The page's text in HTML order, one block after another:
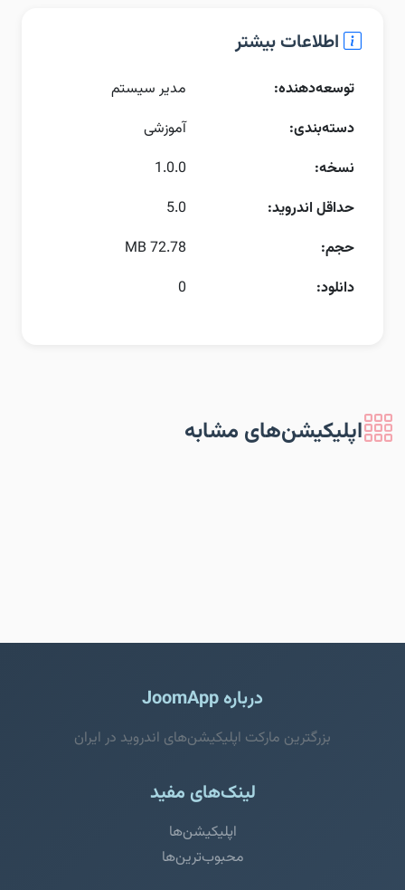
اطلاعات بیشتر
توسعه‌دهنده:
مدیر سیستم
دسته‌بندی:
آموزشی
نسخه:
1.0.0
حداقل اندروید:
5.0
حجم:
72.78 MB
دانلود:
0
اپلیکیشن‌های مشابه
درباره JoomApp
بزرگترین مارکت اپلیکیشن‌های اندروید در ایران
لینک‌های مفید
اپلیکیشن‌ها
محبوب‌ترین‌ها